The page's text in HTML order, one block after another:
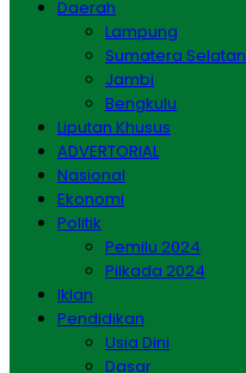
Daerah
Lampung
Sumatera Selatan
Jambi
Bengkulu
Liputan Khusus
ADVERTORIAL
Nasional
Ekonomi
Politik
Pemilu 2024
Pilkada 2024
Iklan
Pendidikan
Usia Dini
Dasar